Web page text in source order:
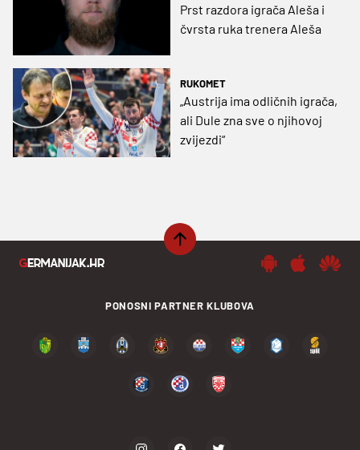
Prst razdora igrača Aleša i
čvrsta ruka trenera Aleša
RUKOMET
„Austrija ima odličnih igrača,
ali Dule zna sve o njihovoj
zvijezdi“
PONOSNI PARTNER KLUBOVA